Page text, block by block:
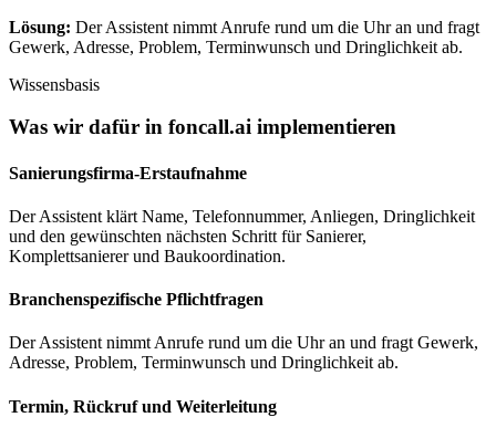
Lösung: Der Assistent nimmt Anrufe rund um die Uhr an und fragt
Gewerk, Adresse, Problem, Terminwunsch und Dringlichkeit ab.
Wissensbasis
Was wir dafür in foncall.ai implementieren
Sanierungsfirma-Erstaufnahme
Der Assistent klärt Name, Telefonnummer, Anliegen, Dringlichkeit
und den gewünschten nächsten Schritt für Sanierer,
Komplettsanierer und Baukoordination.
Branchenspezifische Pflichtfragen
Der Assistent nimmt Anrufe rund um die Uhr an und fragt Gewerk,
Adresse, Problem, Terminwunsch und Dringlichkeit ab.
Termin, Rückruf und Weiterleitung